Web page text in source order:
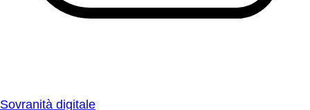
Sovranità digitale